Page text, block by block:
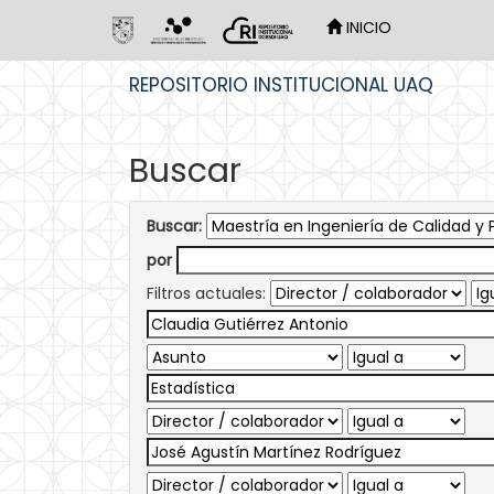
INICIO
REPOSITORIO INSTITUCIONAL UAQ
Buscar
Buscar:
por
Filtros actuales: